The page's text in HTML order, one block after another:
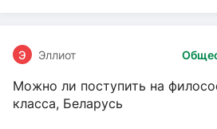
Э Эллиот
Можно ли поступить на
класса, Беларусь